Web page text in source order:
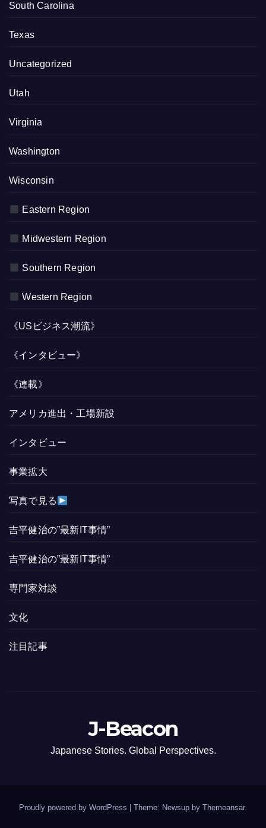
South Carolina
Texas
Uncategorized
Utah
Virginia
Washington
Wisconsin
Eastern Region
Midwestern Region
Southern Region
Western Region
《USビジネス潮流》
《インタビュー》
《連載》
アメリカ進出・工場新設
インタビュー
事業拡大
写真で見る
吉平健治の”最新IT事情”
吉平健治の”最新IT事情”
専門家対談
文化
注目記事
J-Beacon
Japanese Stories. Global Perspectives.
Proudly powered by WordPress | Theme: Newsup by Themeansar.